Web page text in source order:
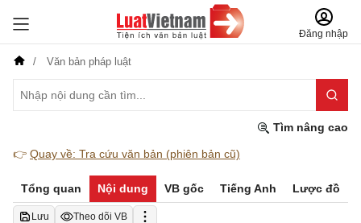
Đăng nhập
Văn bản pháp luật
Tìm nâng cao
👉 Quay về: Tra cứu văn bản (phiên bản cũ)
Tổng quan Nội dung VB gốc Tiếng Anh Lược đồ
Lưu Theo dõi VB